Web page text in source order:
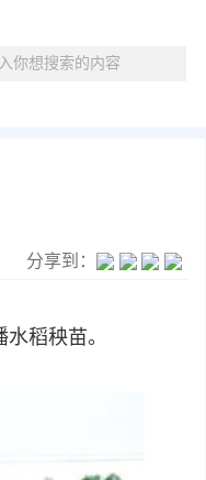
分享到：
稻秧苗。